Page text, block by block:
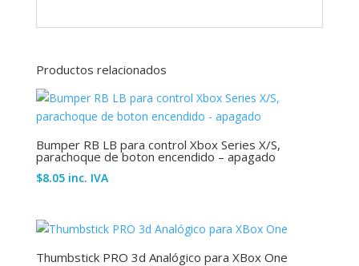
Productos relacionados
Bumper RB LB para control Xbox Series X/S,
parachoque de boton encendido – apagado
$8.05 inc. IVA
Thumbstick PRO 3d Analógico para XBox One